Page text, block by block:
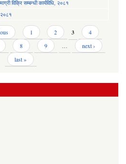
विक्रि सम्बन्धी कार्यविधि, २०८१
२०८१
1 2 3
4
8 9 …
next ›
last »